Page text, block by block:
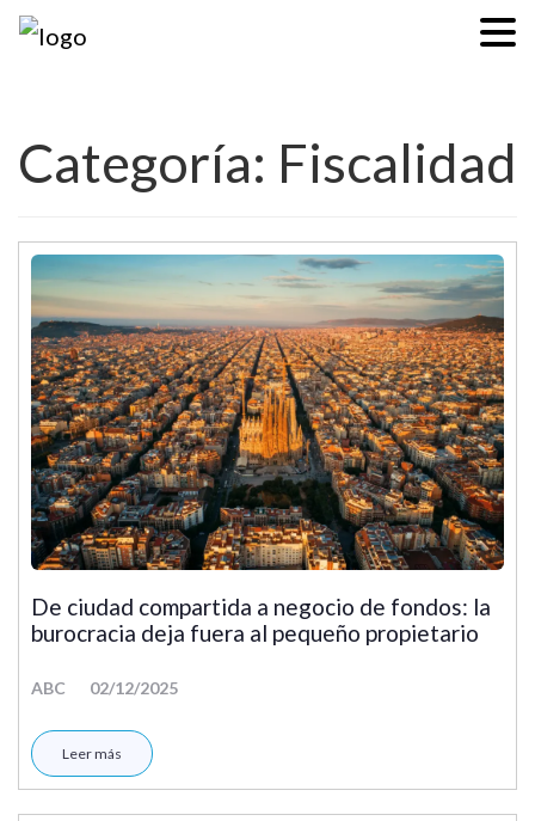
Categoría: Fiscalidad
De ciudad compartida a negocio de fondos: la
burocracia deja fuera al pequeño propietario
ABC 02/12/2025
Leer más